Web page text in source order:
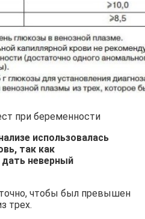
использовалась
так как
неверный
чтобы был превышен
трех.